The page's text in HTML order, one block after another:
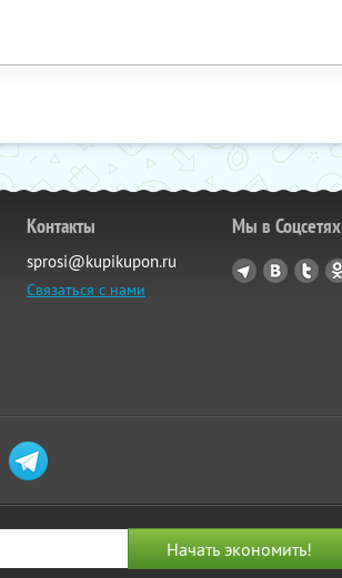
Контакты
sprosi@kupikupon.ru
Связаться с нами
Мы в Соцсетях